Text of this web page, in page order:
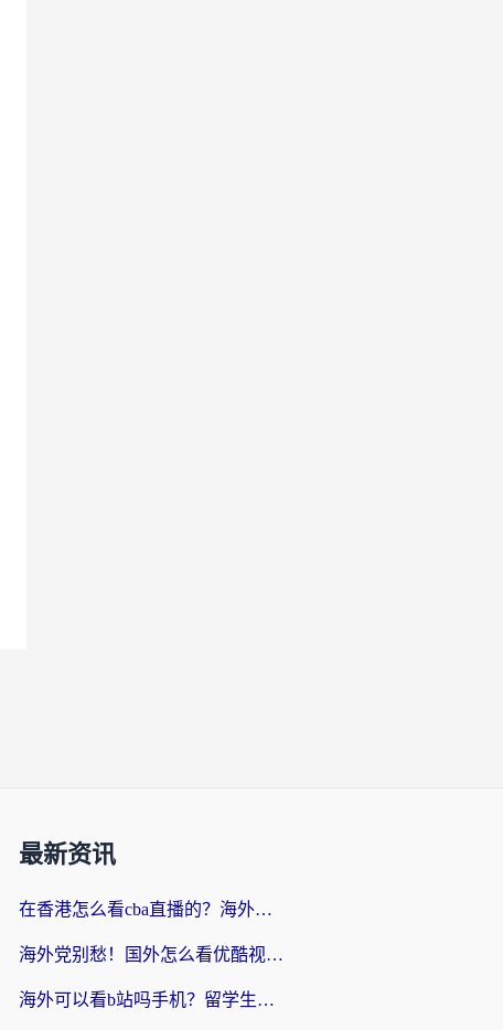
最新资讯
在香港怎么看cba直播的？海外党体育观赛终极指南：告别版权限制，畅享中文解说
海外党别愁！国外怎么看优酷视频？一招解决追剧、看直播难题
海外可以看b站吗手机？留学生亲测有效的回国加速指南